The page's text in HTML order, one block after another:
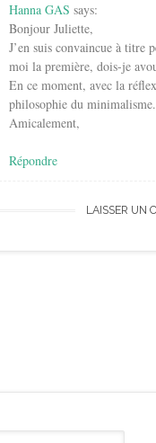
Hanna GAS says:
Bonjour Juliette,
J’en suis convaincue à titre
moi la première, dois-je
En ce moment, avec la
philosophie du
Amicalement,
Répondre
LAISSER UN